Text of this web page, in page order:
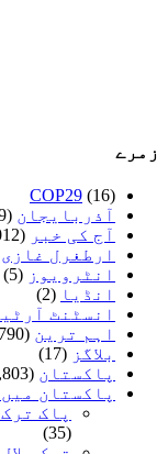
زمرے
COP29 (16)
آذربایجان (129)
آج کی خبر (1,012)
ارطغرل غازی
انٹرویوز (5)
انڈیا (2)
انسٹنٹ
اہم ترین (8,790)
بلاگز (17)
پاکستان (1,803)
پاکستان
پاک
(35)